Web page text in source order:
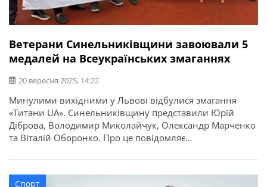
Ветерани Синельниківщини завоювали 5
медалей на Всеукраїнських змаганнях
20 вересня 2025, 14:22
Минулими вихідними у Львові відбулися змагання
«Титани UA». Синельниківщину представили Юрій
Діброва, Володимир Миколайчук, Олександр Марченко
та Віталій Оборонко. Про це повідомляє
п’ять нагород: чотири срібні та одна бронзова медаль.
Це доказ сили, витримки й незламності наших
Спорт